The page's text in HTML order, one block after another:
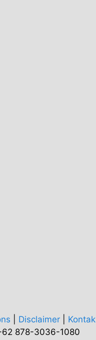
Disclaimer| Kontak
878-3036-1080